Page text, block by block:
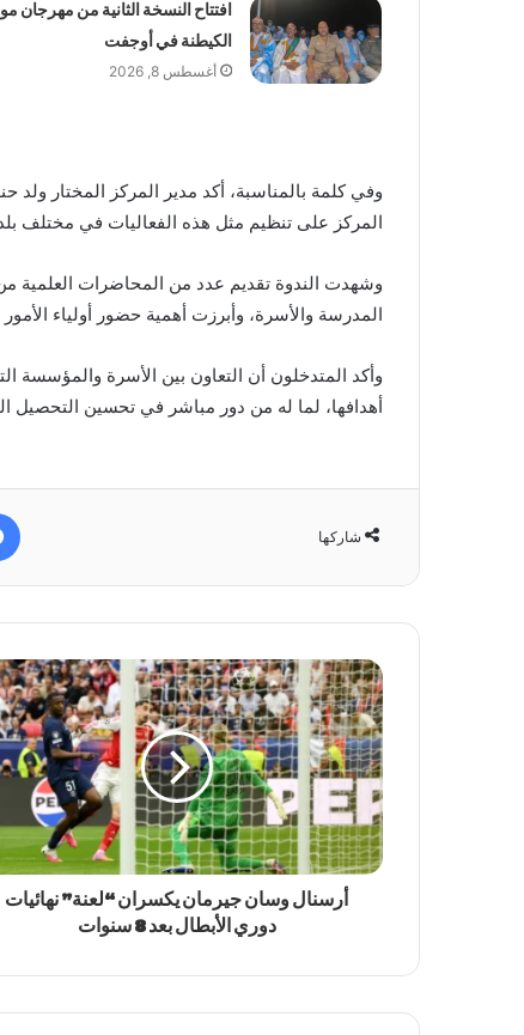
افتتاح النسخة الثانية من مهرجان
الكيطنة في أوجفت
أغسطس 8, 2026
وفي كلمة بالمناسبة، أكد مدير المركز المختار ولد
المركز على تنظيم مثل هذه الفعاليات في مختلف
وشهدت الندوة تقديم عدد من المحاضرات العلمية
المدرسة والأسرة، وأبرزت أهمية حضور أولياء
وأكد المتدخلون أن التعاون بين الأسرة والمؤسسة
أهدافها، لما له من دور مباشر في تحسين التحصيل
شاركها
أرسنال وسان جيرمان يكسران “لعنة” نهائيات
دوري الأبطال بعد 8 سنوات